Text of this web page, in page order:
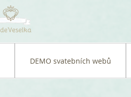
DEMO svatebních webů